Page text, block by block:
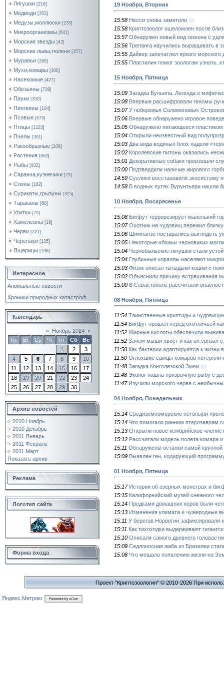
Лягушки [216]
Медведи [353]
Медузы,моллюски [235]
Микроорганизмы [641]
Морские звезды [42]
Морские львы,тюлени [157]
Муравьи [269]
Мухи,комары [300]
Насекомые [427]
Обезьяны [739]
Пауки [350]
Пингвины [104]
Псовые [675]
Птицы [1223]
Пчелы [391]
Ракообразные [209]
Растения [662]
Рыбы [932]
Саранча,кузнечики [29]
Слоны [162]
Сурикаты,грызуны [325]
Тараканы [60]
Улитки [79]
Хамелеоны [19]
Черви [221]
Черепахи [135]
Ящерицы [198]
Интересное
Аномальные новости
Хроники природных катастроф
Календарь
« Ноябрь 2024 »
Пн
Вт Ср Чт Пт Сб
Вс
1
2
3
4
5 6 7 8 9
10
11
12 13 14 15 16
17
18
19 20 21 22 23
24
25
26 27 28 29 30
Архив новостей
2010 Ноябрь
2010 Декабрь
2011 Январь
2011 Февраль
2011 Март
Показать архив
Реклама
Логотип сайта
Форма входа
19 Ноября, Вторник
15:58 Несси снова заметили (0)
15:58 Криптозоолог ошеломлен после
15:57 Обнаружен новый вид геккона с
15:56 Трепанга научились выращивать в
15:55 Дайвер запечатлел яркого морского
15:55 Пластилин помог зоологам узнать,
15 Ноября, Пятница
15:09 Загадка Буньипа. Легенда о
15:08 Впервые расшифровали геномы
15:07 У побережья Соломоновых
15:06 Впервые обнаружено игровое
15:05 Обнаружено питающееся
15:04 Открыли неизвестный вид
15:03 Два вида водяных блох надели
15:02 Королевские питоны оказались
15:01 Декоративные собаки превзошли
15:00 Подтвердили наличие жирового
14:59 Суслики восстановили экосистему
14:58 В водных путях Вурунтьери нашли
10 Ноября, Воскресенье
15:08 Бигфут террорезирует маленький
15:07 Охотник на чудовищ пережил
15:06 Шимпанзе постарались выглядеть
15:05 Некоторые «божьи черновики»
15:04 Чернобыльские лягушки стали
15:04 Глубинные кораллы населяют
15:03 Физик описал тыгыдыки кошки с
15:02 Объяснили причину встряхивания
15:00 В Севастополе рассчитали
08 Ноября, Пятница
11:54 Таинственные криптиды и
11:54 Бигфут прошел перед охотничьей
11:52 Жирные кислоты обеспечили
11:52 Зачем мыши хвост и как он связан
11:50 Как бактерии адаптируются к жизни
11:50 Оглохшие самцы комаров потеряли
11:48 Загадка Конголезской Змеи (0)
11:48 Эколог нашла призрачную рыбу с
11:47 Изучили морского червя с
04 Ноября, Понедельник
15:14 Средиземноморские нетопыри
15:14 Что помогало ранним птерозаврам
15:13 Открыли новое кембрийское
15:12 Рассчитали модель полета комара
15:11 Обнаружены останки самой
15:09 Выявлен ген, кодирующий
01 Ноября, Пятница
15:17 Истории об озерных монстрах и
15:15 Калифорнийский музей снежного
15:14 Предками домашних коров были
15:13 Изменения климата и чужеродные
15:11 У берегов Норвегии зафиксировали
15:11 Как тихоходки выдерживают
15:10 Описали самого древнего
15:09 Седлоносная жаба из Бразилии
15:08 Что мешало появлению жизни на
Проект "Криптозоология" © 2010-2026 При